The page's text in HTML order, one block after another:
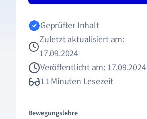
Geprüfter Inhalt
Zuletzt aktualisiert am:
17.09.2024
Veröffentlicht am: 17.09.2024
11 Minuten Lesezeit
Bewegungslehre